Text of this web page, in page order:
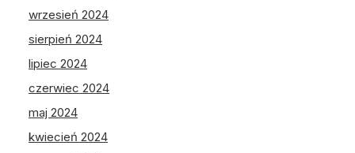
wrzesień 2024
sierpień 2024
lipiec 2024
czerwiec 2024
maj 2024
kwiecień 2024